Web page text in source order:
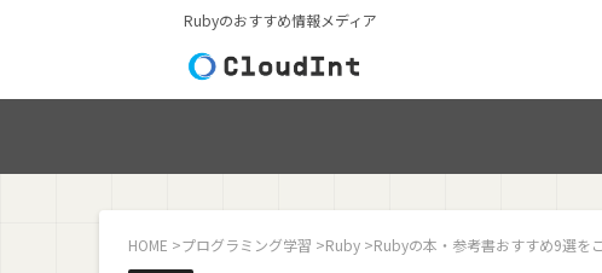
Rubyのおすすめ情報メディア
HOME >プログラミング学習 >Ruby >Rubyの本・参考書おすすめ9選を